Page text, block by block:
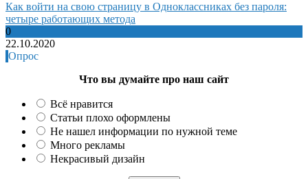
Как войти на свою страницу в Одноклассниках без пароля:
четыре работающих метода
0
22.10.2020
Опрос
Что вы думайте про наш сайт
Всё нравится
Статьи плохо оформлены
Не нашел информации по нужной теме
Много рекламы
Некрасивый дизайн